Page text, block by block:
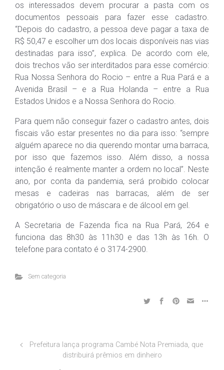
os interessados devem procurar a pasta com os
documentos pessoais para fazer esse cadastro.
“Depois do cadastro, a pessoa deve pagar a taxa de
R$ 50,47 e escolher um dos locais disponíveis nas vias
destinadas para isso”, explica. De acordo com ele,
dois trechos vão ser interditados para esse comércio:
Rua Nossa Senhora do Rocio – entre a Rua Pará e a
Avenida Brasil – e a Rua Holanda – entre a Rua
Estados Unidos e a Nossa Senhora do Rocio.
Para quem não conseguir fazer o cadastro antes, dois
fiscais vão estar presentes no dia para isso: “sempre
alguém aparece no dia querendo montar uma barraca,
por isso que fazemos isso. Além disso, a nossa
intenção é realmente manter a ordem no local”. Neste
ano, por conta da pandemia, será proibido colocar
mesas e cadeiras nas barracas, além de ser
obrigatório o uso de máscara e de álcool em gel.
A Secretaria de Fazenda fica na Rua Pará, 264 e
funciona das 8h30 às 11h30 e das 13h às 16h. O
telefone para contato é o 3174-2900.
Sem categoria
Prefeitura lança programa Cambé Nota Premiada, que
distribuirá prêmios em dinheiro